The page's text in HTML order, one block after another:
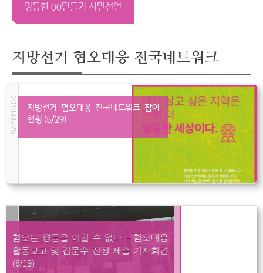
평등한 00만들기 시민선언
지방선거 혐오대응 전국네트워크
지방선거 혐오대응 전국네트워크 참여
현황 (5/29)
2018-05-25
혐오는 평등을 이길 수 없다 – 혐오대응
활동보고 및 김문수 진정 제출 기자회견
(6/19)